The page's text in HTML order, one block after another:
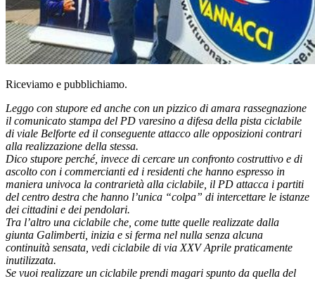
Riceviamo e pubblichiamo.
Leggo con stupore ed anche con un pizzico di amara rassegnazione
il comunicato stampa del PD varesino a difesa della pista ciclabile
di viale Belforte ed il conseguente attacco alle opposizioni contrari
alla realizzazione della stessa.
Dico stupore perché, invece di cercare un confronto costruttivo e di
ascolto con i commercianti ed i residenti che hanno espresso in
maniera univoca la contrarietà alla ciclabile, il PD attacca i partiti
del centro destra che hanno l’unica “colpa” di intercettare le istanze
dei cittadini e dei pendolari.
Tra l’altro una ciclabile che, come tutte quelle realizzate dalla
giunta Galimberti, inizia e si ferma nel nulla senza alcuna
continuità sensata, vedi ciclabile di via XXV Aprile praticamente
inutilizzata.
Se vuoi realizzare un ciclabile prendi magari spunto da quella del